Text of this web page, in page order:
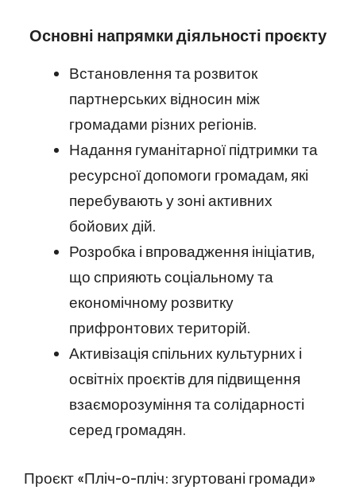
Основні напрямки діяльності проєкту
Встановлення та розвиток
партнерських відносин між
громадами різних регіонів.
Надання гуманітарної підтримки та
ресурсної допомоги громадам, які
перебувають у зоні активних
бойових дій.
Розробка і впровадження ініціатив,
що сприяють соціальному та
економічному розвитку
прифронтових територій.
Активізація спільних культурних і
освітніх проєктів для підвищення
взаєморозуміння та солідарності
серед громадян.
Проєкт «Пліч-о-пліч: згуртовані громади»